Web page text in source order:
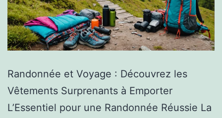
Randonnée et Voyage : Découvrez les
Vêtements Surprenants à Emporter
L’Essentiel pour une Randonnée Réussie La